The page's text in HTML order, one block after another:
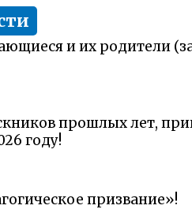
и их родители
прошлых лет,
году!
призвание»!